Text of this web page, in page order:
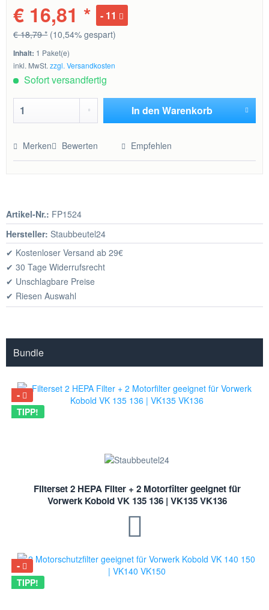
€ 16,81 * 11
€ 18,79 * (10,54% gespart)
Inhalt: 1 Paket(e)
inkl. MwSt.zzgl. Versandkosten
Sofort versandfertig
In den Warenkorb
Merken Bewerten Empfehlen
Artikel-Nr.: FP1524
Hersteller: Staubbeutel24
✔ Kostenloser Versand ab 29€
✔ 30 Tage Widerrufsrecht
✔ Unschlagbare Preise
✔ Riesen Auswahl
Bundle
TIPP!
Filterset 2 HEPA Filter + 2 Motorfilter geeignet für
Vorwerk Kobold VK 135 136 | VK135 VK136
TIPP!